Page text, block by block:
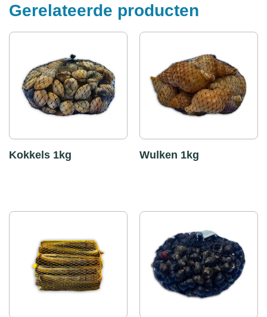
Gerelateerde producten
Kokkels 1kg Wulken 1kg